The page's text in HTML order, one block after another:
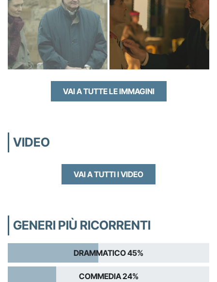
VAI A TUTTE LE IMMAGINI
VIDEO
VAI A TUTTI I VIDEO
GENERI PIÙ RICORRENTI
DRAMMATICO 45%
COMMEDIA 24%